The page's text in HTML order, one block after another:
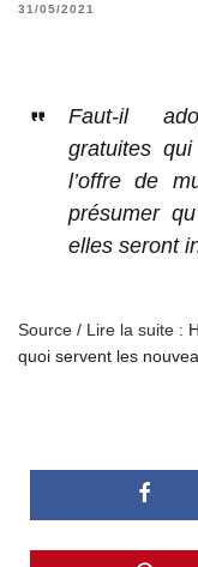
31/05/2021
Faut-il
gratuites
l’offre de
présumer
elles seront
Source / Lire la suite :
quoi servent les